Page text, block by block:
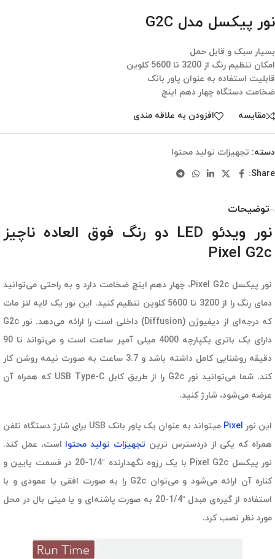
نور پیکسل مدل G2C
بسیار سبک و قابل حمل
امکان تنظیم رنگ از 3200 تا 5600 کلوین
قابلیت استفاده به عنوان پاور بانک
ضخامت دستگاه چهار دهم اینچ
مقایسه افزودن به علاقه مندی
دسته: تجهیزات تولید محتوا
Share:
توضیحات
نور ویدئو LED دو رنگ فوق العاده ناچیز
Pixel G2c
نور پیکسل Pixel G2c، چهار دهم اینچ ضخامت دارد و به راحتی می‌توانید
دمای رنگ را از 3200 تا 5600 کلوین تنظیم کنید. این نور یک لایه لنز مات
که درجه‌ای از دیفیوژن (ِDiffusion) داخلی است را ارائه می‌دهد. نور G2c
دارای یک باتری یکپارچه 4000 میلی آمپر ساعت است و می‌تواند تا 90
دقیقه روشنایی کامل داشته باشد و 3.7 ساعت به صورت نیمه روشن کار
کند. شما می‌توانید نور G2c را از طریق کابل USB Type-C که همراه آن
عرضه می‌شود، شارژ کنید.
این نور Pixel
میتواند به عنوان یک پاور بانک USB برای شارژ دستگاه تلفن
همراه که یکی از دردسترس ترین تجهیزات تولید محتوا است، عمل کند.
نور پیکسل Pixel G2c با یک رزوه نگهدارنده “1/4-20 در قسمت پایین و
کناره آن ارائه می‌شود و می‌توان G2c را به صورت افقی یا عمودی و با
استفاده از گیره‌ی مبدل “1/4-20 به صورت پاشنه‌ای و یا مینی بال در محل
مورد نظر نصب کرد.